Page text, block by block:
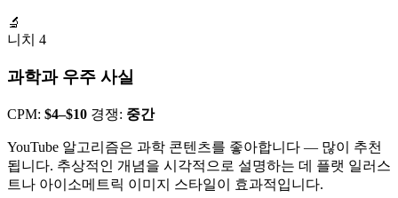
🔬
니치 4
과학과 우주 사실
CPM: $4–$10 경쟁: 중간
YouTube 알고리즘은 과학 콘텐츠를 좋아합니다 — 많이 추천
됩니다. 추상적인 개념을 시각적으로 설명하는 데 플랫 일러스
트나 아이소메트릭 이미지 스타일이 효과적입니다.